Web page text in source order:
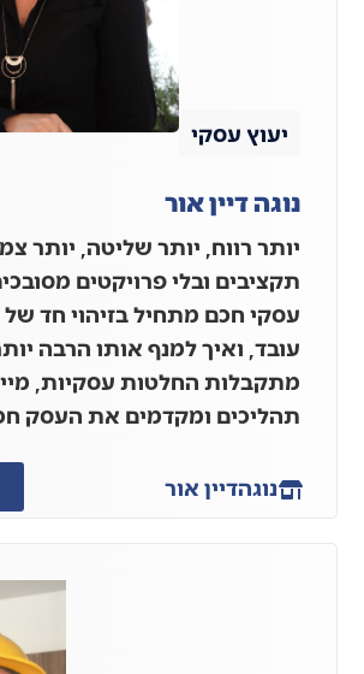
יעוץ עסקי
נוגה דיין אור
יותר רווח, יותר שליטה, יותר
תקציבים ובלי פרויקטים
עסקי חכם מתחיל בזיהוי חד
עובד, ואיך למנף אותו הרבה
מתקבלות החלטות עסקיות,
תהליכים ומקדמים את העסק
נוגהדיין אור